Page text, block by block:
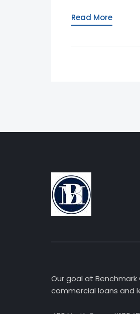
Read More
Our goal at
commercial loans and